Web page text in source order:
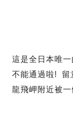
這是全日本唯
不能通過啦! 留
龍飛岬附近被